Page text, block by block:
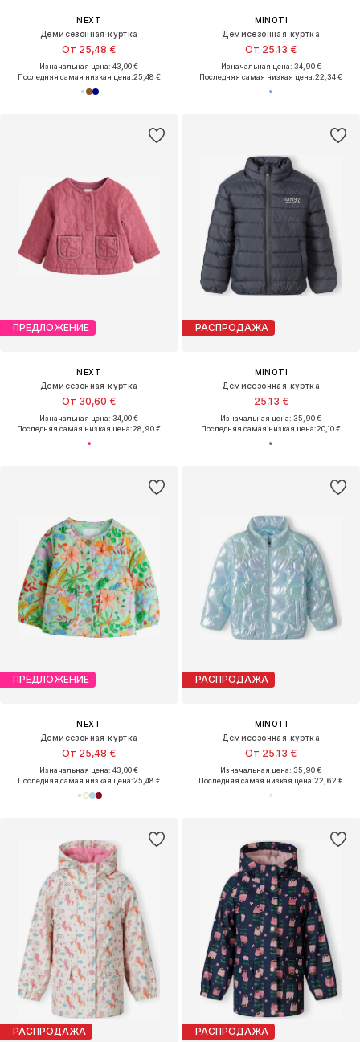
NEXT
Демисезонная куртка
От 25,48 €
Изначальная цена: 43,00 €
Последняя самая низкая цена:25,48 €
MINOTI
Демисезонная куртка
От 25,13 €
Изначальная цена: 34,90 €
Последняя самая низкая цена:22,34 €
ПРЕДЛОЖЕНИЕ
NEXT
Демисезонная куртка
От 30,60 €
Изначальная цена: 34,00 €
Последняя самая низкая цена:28,90 €
РАСПРОДАЖА
MINOTI
Демисезонная куртка
25,13 €
Изначальная цена: 35,90 €
Последняя самая низкая цена:20,10 €
ПРЕДЛОЖЕНИЕ
NEXT
Демисезонная куртка
От 25,48 €
Изначальная цена: 43,00 €
Последняя самая низкая цена:25,48 €
РАСПРОДАЖА
MINOTI
Демисезонная куртка
От 25,13 €
Изначальная цена: 35,90 €
Последняя самая низкая цена:22,62 €
РАСПРОДАЖА РАСПРОДАЖА